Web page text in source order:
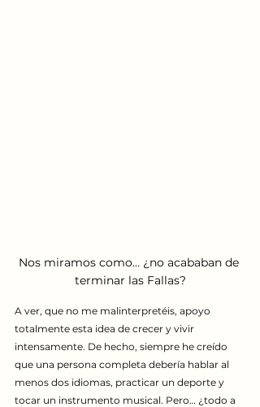
Nos miramos como… ¿no acababan de
terminar las Fallas?
A ver, que no me malinterpretéis, apoyo
totalmente esta idea de crecer y vivir
intensamente. De hecho, siempre he creído
que una persona completa debería hablar al
menos dos idiomas, practicar un deporte y
tocar un instrumento musical. Pero… ¿todo a